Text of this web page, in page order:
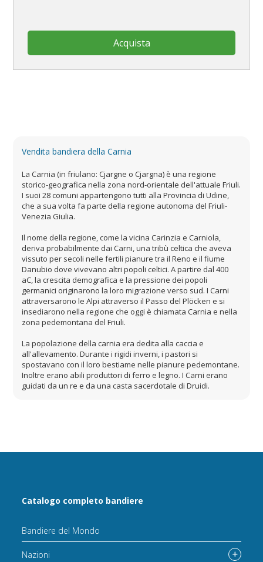
Acquista
Vendita bandiera della Carnia
La Carnia (in friulano: Cjargne o Cjargna) è una regione
storico-geografica nella zona nord-orientale dell'attuale Friuli.
I suoi 28 comuni appartengono tutti alla Provincia di Udine,
che a sua volta fa parte della regione autonoma del Friuli-
Venezia Giulia.
Il nome della regione, come la vicina Carinzia e Carniola,
deriva probabilmente dai Carni, una tribù celtica che aveva
vissuto per secoli nelle fertili pianure tra il Reno e il fiume
Danubio dove vivevano altri popoli celtici. A partire dal 400
aC, la crescita demografica e la pressione dei popoli
germanici originarono la loro migrazione verso sud. I Carni
attraversarono le Alpi attraverso il Passo del Plöcken e si
insediarono nella regione che oggi è chiamata Carnia e nella
zona pedemontana del Friuli.
La popolazione della carnia era dedita alla caccia e
all'allevamento. Durante i rigidi inverni, i pastori si
spostavano con il loro bestiame nelle pianure pedemontane.
Inoltre erano abili produttori di ferro e legno. I Carni erano
guidati da un re e da una casta sacerdotale di Druidi.
Catalogo completo bandiere
Bandiere del Mondo
Nazioni